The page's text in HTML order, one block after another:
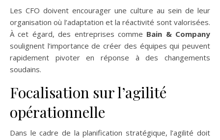
Les CFO doivent encourager une culture au sein de leur
organisation où l’adaptation et la réactivité sont valorisées.
À cet égard, des entreprises comme Bain & Company
soulignent l’importance de créer des équipes qui peuvent
rapidement pivoter en réponse à des changements
soudains.
Focalisation sur l’agilité
opérationnelle
Dans le cadre de la planification stratégique, l’agilité doit